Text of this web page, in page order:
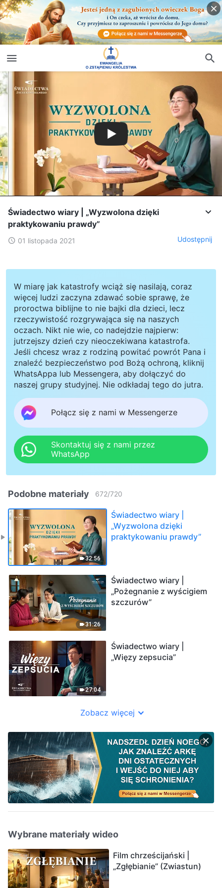
Świadectwo wiary | „Wyzwolona dzięki
praktykowaniu prawdy”
01 listopada 2021 Udostępnij
W miarę jak katastrofy wciąż się nasilają, coraz
więcej ludzi zaczyna zdawać sobie sprawę, że
proroctwa biblijne to nie bajki dla dzieci, lecz
rzeczywistość rozgrywająca się na naszych
oczach. Nikt nie wie, co nadejdzie najpierw:
jutrzejszy dzień czy nieoczekiwana katastrofa.
Jeśli chcesz wraz z rodziną powitać powrót Pana i
znaleźć bezpieczeństwo pod Bożą ochroną, kliknij
WhatsAppa lub Messengera, aby dołączyć do
naszej grupy studyjnej. Nie odkładaj tego do jutra.
Połącz się z nami w Messengerze
Skontaktuj się z nami przez
WhatsApp
Podobne materiały 672/720
32:56
Świadectwo wiary |
„Wyzwolona dzięki
praktykowaniu prawdy”
31:26
Świadectwo wiary |
„Pożegnanie z wyścigiem
szczurów”
27:04
Świadectwo wiary |
„Więzy zepsucia”
Zobacz więcej
Wybrane materiały wideo
Film chrześcijański |
„Zgłębianie” (Zwiastun)